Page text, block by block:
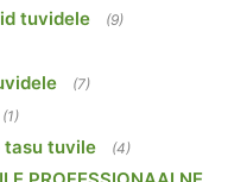
tuvidele (9)
(7)
(1)
tasu tuvile (4)